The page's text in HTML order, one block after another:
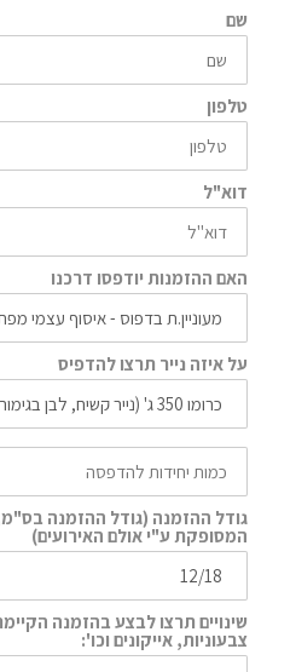
שם
טלפון
דוא"ל
האם ההזמנות יודפסו דרכנו
על איזה נייר תרצו להדפיס
גודל ההזמנה (גודל ההזמנה
המסופקת ע"י אולם האירועים)
שינויים תרצו לבצע בהזמנה
צבעוניות, אייקונים וכו':